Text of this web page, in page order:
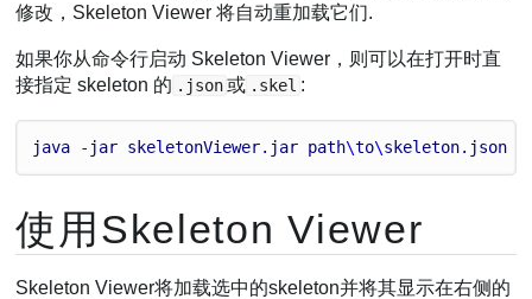
修改，Skeleton Viewer 将自动重加载它们.
如果你从命令行启动 Skeleton Viewer，则可以在打开时直
接指定 skeleton 的 .json 或 .skel :
java - jar skeletonViewer. jar path\to\skeleton. json
使用Skeleton Viewer
Skeleton Viewer将加载选中的skeleton并将其显示在右侧的